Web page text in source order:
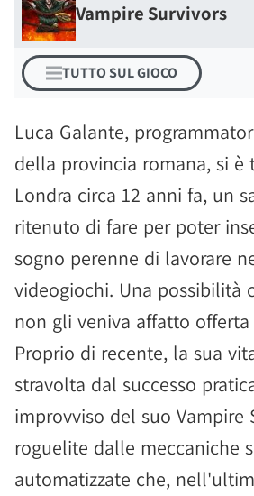
Vampire Survivors
TUTTO SUL GIOCO
Luca Galante,
della provincia romana, si è
Londra circa 12 anni fa, un
ritenuto di fare per poter
sogno perenne di lavorare
videogiochi. Una possibilità
non gli veniva affatto offerta
Proprio di recente, la sua
stravolta dal successo
improvviso del suo Vampire
roguelite dalle meccaniche
automatizzate che,